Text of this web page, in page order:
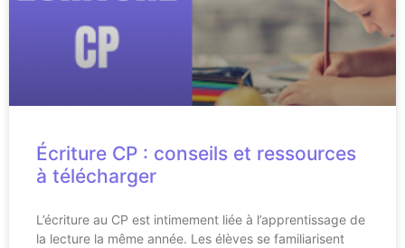
Écriture CP : conseils et ressources
à télécharger
L’écriture au CP est intimement liée à l’apprentissage de
la lecture la même année. Les élèves se familiarisent